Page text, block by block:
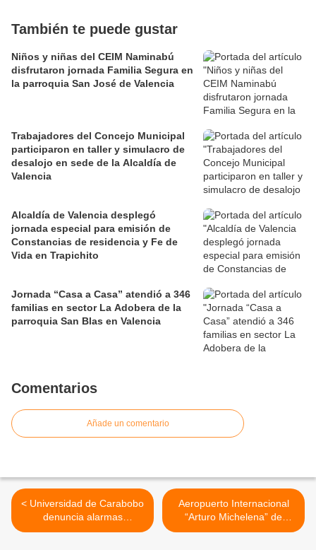
También te puede gustar
Niños y niñas del CEIM Naminabú
disfrutaron jornada Familia Segura en
la parroquia San José de Valencia
Trabajadores del Concejo Municipal
participaron en taller y simulacro de
desalojo en sede de la Alcaldía de
Valencia
Alcaldía de Valencia desplegó
jornada especial para emisión de
Constancias de residencia y Fe de
Vida en Trapichito
Jornada “Casa a Casa” atendió a 346
familias en sector La Adobera de la
parroquia San Blas en Valencia
Comentarios
Añade un comentario
< Universidad de Carabobo
denuncia alarmas
significativas en el sistema
Aeropuerto Internacional
“Arturo Michelena” de
Valencia registra alta